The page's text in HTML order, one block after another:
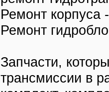
Ремонт корпуса
Ремонт
Запчасти,
трансмиссии в